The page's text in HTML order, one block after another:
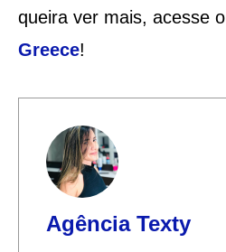
queira ver mais, acesse
Greece!
Agência Texty